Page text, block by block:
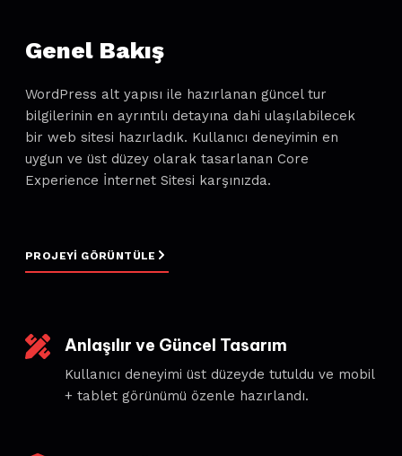
Genel Bakış
WordPress alt yapısı ile hazırlanan güncel tur
bilgilerinin en ayrıntılı detayına dahi ulaşılabilecek
bir web sitesi hazırladık. Kullanıcı deneyimin en
uygun ve üst düzey olarak tasarlanan Core
Experience İnternet Sitesi karşınızda.
PROJEYI GÖRÜNTÜLE
Anlaşılır ve Güncel Tasarım
Kullanıcı deneyimi üst düzeyde tutuldu ve mobil
+ tablet görünümü özenle hazırlandı.